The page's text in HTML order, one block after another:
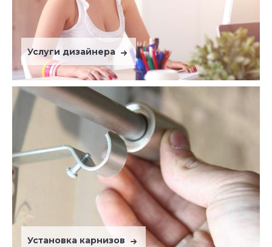
Услуги дизайнера
Установка карнизов